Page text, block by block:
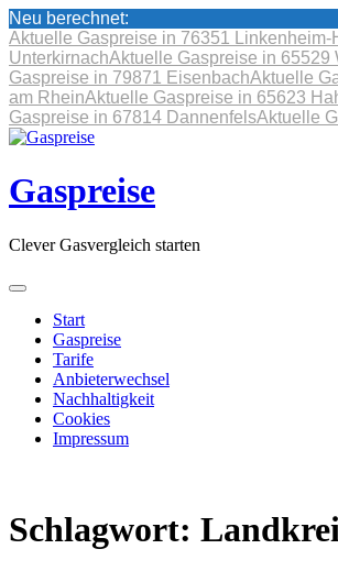
Neu berechnet:
Aktuelle Gaspreise in 76351 Linkenheim-
UnterkirnachAktuelle Gaspreise in 65529
Gaspreise in 79871 EisenbachAktuelle
am RheinAktuelle Gaspreise in 65623
Gaspreise in 67814 DannenfelsAktuelle
Skip
content
Gaspreise
Clever Gasvergleich starten
Start
Gaspreise
Tarife
Anbieterwechsel
Nachhaltigkeit
Cookies
Impressum
Schlagwort: